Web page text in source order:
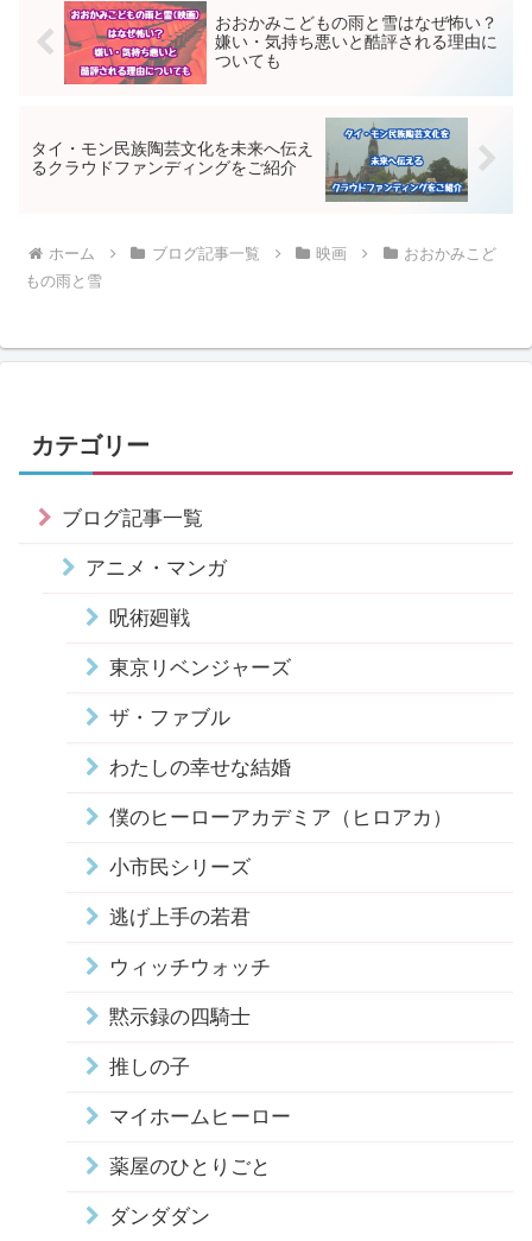
おおかみこどもの雨と雪はなぜ怖い？
嫌い・気持ち悪いと酷評される理由に
ついても
タイ・モン民族陶芸文化を未来へ伝え
るクラウドファンディングをご紹介
ホーム ブログ記事一覧 映画
おおかみこど
もの雨と雪
カテゴリー
ブログ記事一覧
アニメ・マンガ
呪術廻戦
東京リベンジャーズ
ザ・ファブル
わたしの幸せな結婚
僕のヒーローアカデミア（ヒロアカ）
小市民シリーズ
逃げ上手の若君
ウィッチウォッチ
黙示録の四騎士
推しの子
マイホームヒーロー
薬屋のひとりごと
ダンダダン